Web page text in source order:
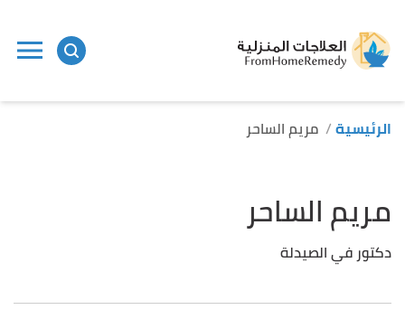
الرئيسية مريم الساحر
مريم الساحر
دكتور في الصيدلة